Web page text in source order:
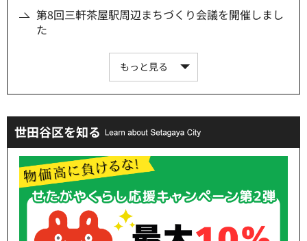
第8回三軒茶屋駅周辺まちづくり会議を開催しまし
た
もっと見る
世田谷区を知る